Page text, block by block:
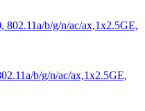
b/g/n/ac/ax,1x2.5GE,